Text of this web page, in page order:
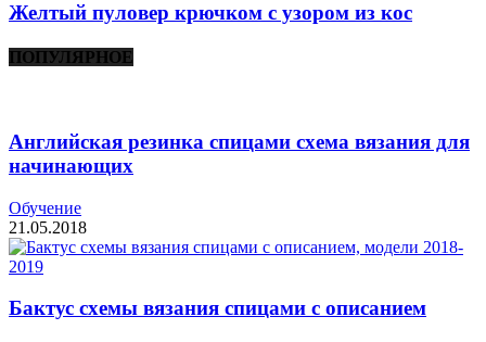
Желтый пуловер крючком с узором из кос
ПОПУЛЯРНОЕ
Английская резинка спицами схема вязания для
начинающих
Обучение
21.05.2018
Бактус схемы вязания спицами с описанием